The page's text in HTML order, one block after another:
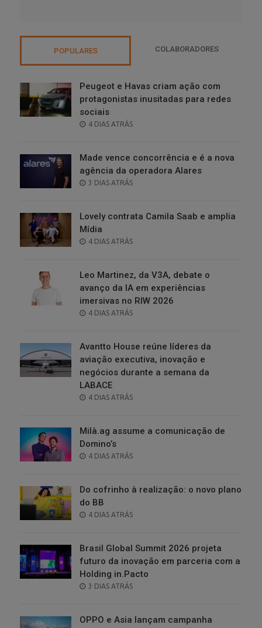
POPULARES COLABORADORES
Peugeot e Havas criam ação com
protagonistas inusitadas para redes
sociais
POSTED
4 DIAS ATRÁS
Made vence concorrência e é a nova
agência da operadora Alares
POSTED
3 DIAS ATRÁS
Lovely contrata Camila Saab e amplia
Mídia
POSTED
4 DIAS ATRÁS
Leo Martinez, da V3A, debate o
avanço da IA em experiências
imersivas no RIW 2026
POSTED
4 DIAS ATRÁS
Avantto House reúne líderes da
aviação executiva, inovação e
negócios durante a semana da
LABACE
POSTED
4 DIAS ATRÁS
Milà.ag assume a comunicação de
Domino’s
POSTED
4 DIAS ATRÁS
Do cofrinho à realização: o novo plano
do BB
POSTED
4 DIAS ATRÁS
Brasil Global Summit 2026 projeta
futuro da inovação em parceria com a
Holding in.Pacto
POSTED
3 DIAS ATRÁS
OPPO e Asia lançam campanha